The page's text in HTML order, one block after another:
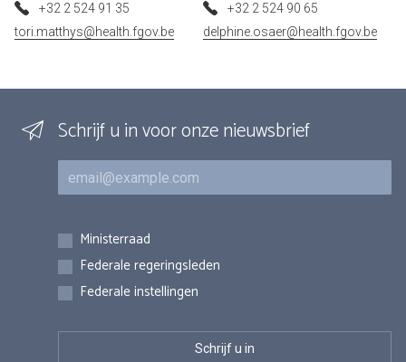
+32 2 524 91 35
tori.matthys@health.fgov.be
+32 2 524 90 65
delphine.osaer@health.fgov.be
Schrijf u in voor onze nieuwsbrief
E-mail
Inschrijvingen
Ministerraad
Federale regeringsleden
Federale instellingen